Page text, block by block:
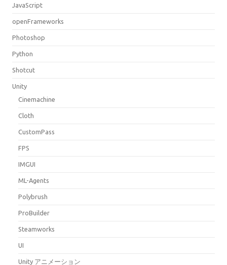
JavaScript
openFrameworks
Photoshop
Python
Shotcut
Unity
Cinemachine
Cloth
CustomPass
FPS
IMGUI
ML-Agents
Polybrush
ProBuilder
Steamworks
UI
Unity アニメーション